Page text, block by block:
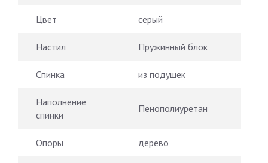
Цвет серый
Настил Пружинный блок
Спинка из подушек
Наполнение
спинки
Пенополиуретан
Опоры дерево